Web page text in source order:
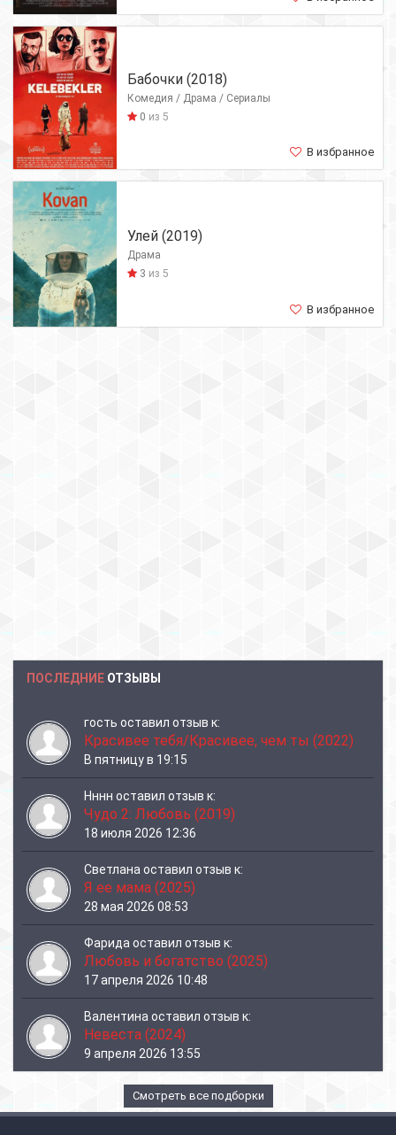
Бабочки (2018)
Комедия / Драма / Сериалы
0 из 5
В избранное
Улей (2019)
Драма
3 из 5
В избранное
ПОСЛЕДНИЕ ОТЗЫВЫ
гость оставил отзыв к:
Красивее тебя/Красивее, чем ты (2022)
В пятницу в 19:15
Нннн оставил отзыв к:
Чудо 2: Любовь (2019)
18 июля 2026 12:36
Светлана оставил отзыв к:
Я ее мама (2025)
28 мая 2026 08:53
Фарида оставил отзыв к:
Любовь и богатство (2025)
17 апреля 2026 10:48
Валентина оставил отзыв к:
Невеста (2024)
9 апреля 2026 13:55
Смотреть все подборки